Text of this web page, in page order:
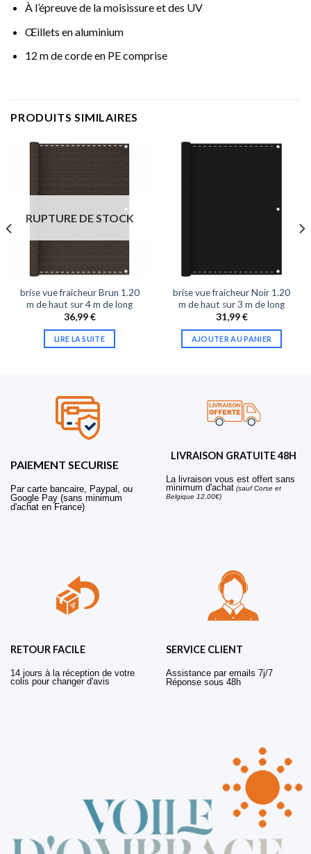
À l’épreuve de la moisissure et des UV
Œillets en aluminium
12 m de corde en PE comprise
PRODUITS SIMILAIRES
RUPTURE DE STOCK
brise vue fraicheur Brun 1.20
m de haut sur 4 m de long
36,99€
LIRE LA SUITE
brise vue fraicheur Noir 1.20
m de haut sur 3 m de long
31,99€
AJOUTER AU PANIER
PAIEMENT SECURISE
Par carte bancaire, Paypal, ou
Google Pay (sans minimum
d'achat en France)
LIVRAISON GRATUITE 48H
La livraison vous est offert sans
minimum d'achat (sauf Corse et
Belgique 12,00€)
RETOUR FACILE
14 jours à la réception de votre
colis pour changer d'avis
SERVICE CLIENT
Assistance par emails 7j/7
Réponse sous 48h